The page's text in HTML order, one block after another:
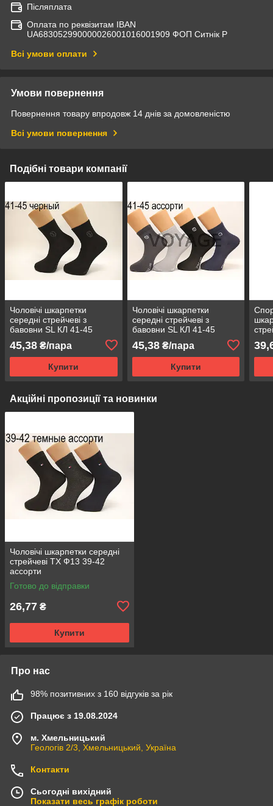
Післяплата
Оплата по реквізитам IBAN
UА683052990000026001016001909 ФОП Ситнік Р
Всі умови оплати
Умови повернення
Повернення товару впродовж 14 днів за домовленістю
Всі умови повернення
Подібні товари компанії
Чоловічі шкарпетки
середні стрейчеві з
бавовни SL КЛ 41-45
45,38 ₴/пара
Купити
Чоловічі шкарпетки
середні стрейчеві з
бавовни SL КЛ 41-45
45,38₴/пара
Купити
Акційні пропозиції та новинки
Чоловічі шкарпетки середні
стрейчеві ТХ Ф13 39-42
ассорти
Готово до відправки
26,77 ₴
Купити
Про нас
98% позитивних з 160 відгуків за рік
Працює з 19.08.2024
м. Хмельницький
Геологів 2/3, Хмельницький, Україна
Контакти
Сьогодні вихідний
Показати весь графік роботи